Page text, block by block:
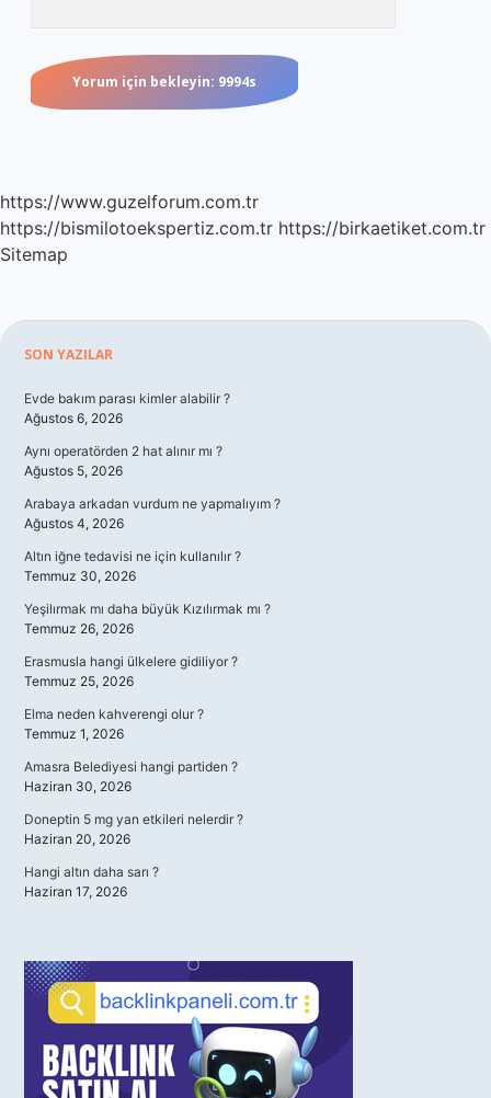
https://www.guzelforum.com.tr
https://bismilotoekspertiz.com.tr https://birkaetiket.com.tr
Sitemap
Sidebar
SON YAZILAR
Evde bakım parası kimler alabilir ?
Ağustos 6, 2026
Aynı operatörden 2 hat alınır mı ?
Ağustos 5, 2026
Arabaya arkadan vurdum ne yapmalıyım ?
Ağustos 4, 2026
Altın iğne tedavisi ne için kullanılır ?
Temmuz 30, 2026
Yeşilırmak mı daha büyük Kızılırmak mı ?
Temmuz 26, 2026
Erasmusla hangi ülkelere gidiliyor ?
Temmuz 25, 2026
Elma neden kahverengi olur ?
Temmuz 1, 2026
Amasra Belediyesi hangi partiden ?
Haziran 30, 2026
Doneptin 5 mg yan etkileri nelerdir ?
Haziran 20, 2026
Hangi altın daha sarı ?
Haziran 17, 2026